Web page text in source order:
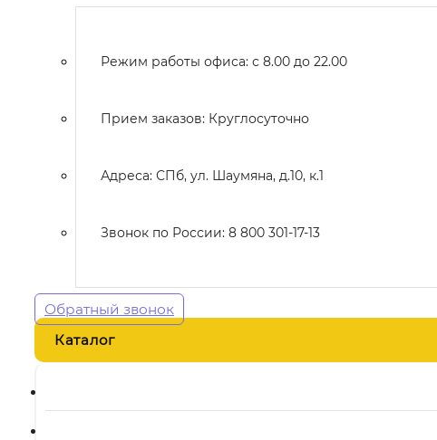
Режим работы офиса: с 8.00 до 22.00
Прием заказов: Круглосуточно
Адреса: СПб, ул. Шаумяна, д.10, к.1
Звонок по России: 8 800 301-17-13
Обратный звонок
Каталог